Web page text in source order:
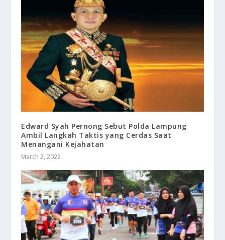
Edward Syah Pernong Sebut Polda Lampung
Ambil Langkah Taktis yang Cerdas Saat
Menangani Kejahatan
March 2, 2022